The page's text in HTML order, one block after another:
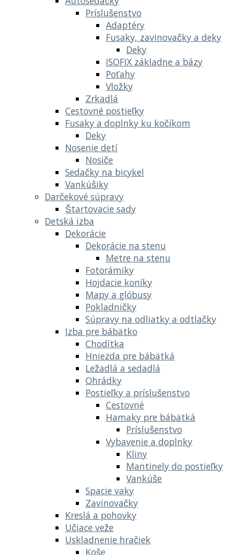
Príslušenstvo
Adaptéry
Fusaky, zavinovačky a deky
Deky
ISOFIX základne a bázy
Poťahy
Vložky
Zrkadlá
Cestovné postieľky
Fusaky a doplnky ku kočíkom
Deky
Nosenie detí
Nosiče
Sedačky na bicykel
Vankúšiky
Darčekové súpravy
Štartovacie sady
Detská izba
Dekorácie
Dekorácie na stenu
Metre na stenu
Fotorámiky
Hojdacie koníky
Mapy a glóbusy
Pokladničky
Súpravy na odliatky a odtlačky
Izba pre bábätko
Chodítka
Hniezda pre bábätká
Ležadlá a sedadlá
Ohrádky
Postieľky a príslušenstvo
Cestovné
Hamaky pre bábätká
Príslušenstvo
Vybavenie a doplnky
Kliny
Mantinely do postieľky
Vankúše
Spacie vaky
Zavinovačky
Kreslá a pohovky
Učiace veže
Uskladnenie hračiek
Koše